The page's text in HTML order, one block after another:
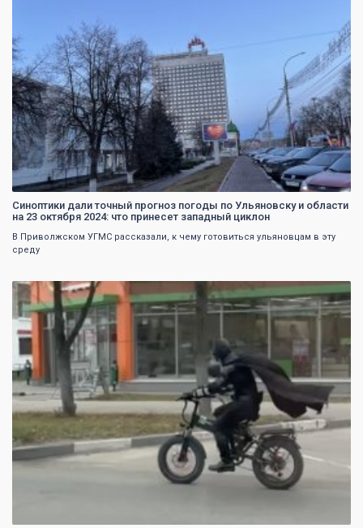
Синоптики дали точный прогноз погоды по Ульяновску и области
на 23 октября 2024: что принесет западный циклон
В Приволжском УГМС рассказали, к чему готовиться ульяновцам в эту
среду
0